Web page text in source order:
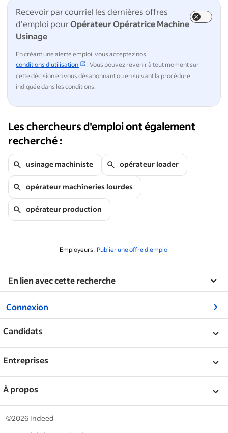
Recevoir par courriel les dernières offres
d'emploi pourOpérateur Opératrice Machine
Usinage
En créant une alerte emploi, vous acceptez nos
conditions d'utilisation
. Vous pouvez revenir à tout moment sur
cette décision en vous désabonnant ou en suivant la procédure
indiquée dans les conditions.
Les chercheurs d'emploi ont également
recherché :
usinage machiniste opérateur loader
opérateur machineries lourdes
opérateur production
Employeurs : Publier une offre d'emploi
En lien avec cette recherche
Connexion
Candidats
Aide
Conseils de carrière
Entreprises
Publier une annonce
À propos
À propos
©2026 Indeed